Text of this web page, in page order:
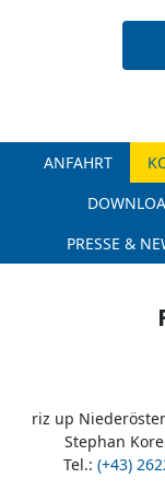
ANFAHRT
PRESSE &
riz up
Stephan
Tel.: (+43)